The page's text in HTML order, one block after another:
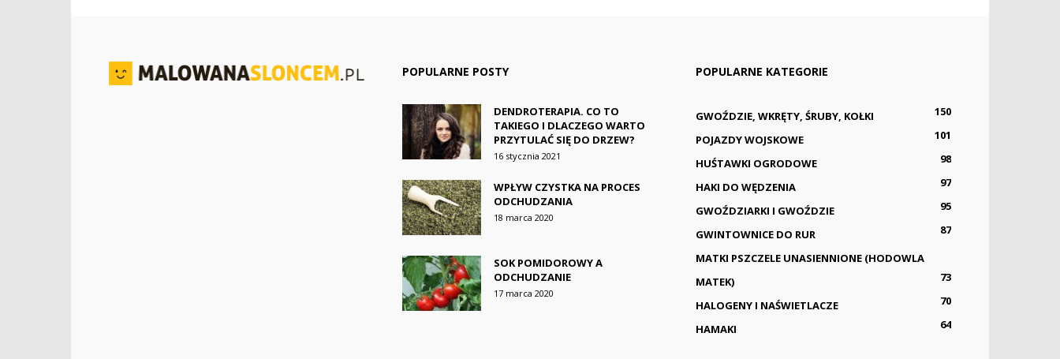
POPULARNE POSTY
DENDROTERAPIA. CO TO
TAKIEGO I DLACZEGO WARTO
PRZYTULAĆ SIĘ DO DRZEW?
16 stycznia 2021
WPŁYW CZYSTKA NA PROCES
ODCHUDZANIA
18 marca 2020
SOK POMIDOROWY A
ODCHUDZANIE
17 marca 2020
POPULARNE KATEGORIE
GWOŹDZIE, WKRĘTY, ŚRUBY, KOŁKI
150
POJAZDY WOJSKOWE
101
HUŚTAWKI OGRODOWE
98
HAKI DO WĘDZENIA
97
GWOŹDZIARKI I GWOŹDZIE
95
GWINTOWNICE DO RUR
87
MATKI PSZCZELE UNASIENNIONE (HODOWLA
MATEK)
73
HALOGENY I NAŚWIETLACZE
70
HAMAKI
64